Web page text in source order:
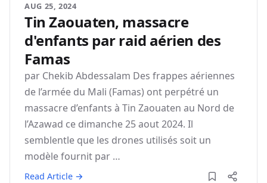
AUG 25, 2024
Tin Zaouaten, massacre
d'enfants par raid aérien des
Famas
par Chekib Abdessalam Des frappes aériennes
de l’armée du Mali (Famas) ont perpétré un
massacre d’enfants à Tin Zaouaten au Nord de
l’Azawad ce dimanche 25 aout 2024. Il
semblentle que les drones utilisés soit un
modèle fournit par …
Read Article →